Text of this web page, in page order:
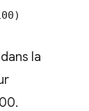
la